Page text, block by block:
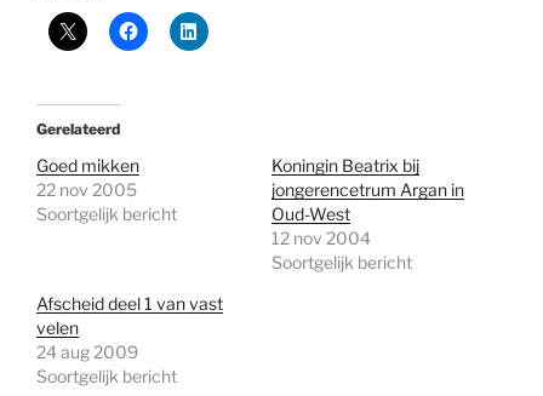
Gerelateerd
Goed mikken
22 nov 2005
Soortgelijk bericht
Koningin Beatrix bij
jongerencetrum Argan in
Oud-West
12 nov 2004
Soortgelijk bericht
Afscheid deel 1 van vast
velen
24 aug 2009
Soortgelijk bericht